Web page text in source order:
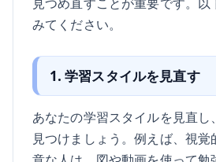
みてください。
1. 学習スタイルを見直す
あなたの学習スタイルを見直し
見つけましょう。例えば、視